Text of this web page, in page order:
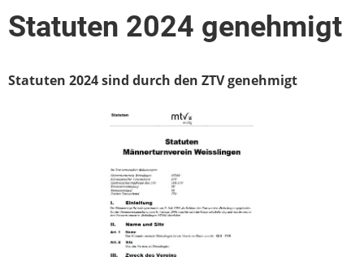
Statuten 2024 genehmigt
Statuten 2024 sind durch den ZTV genehmigt